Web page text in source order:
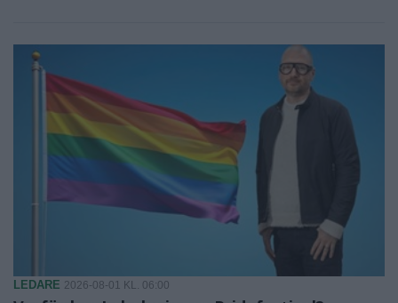
LEDARE 2026-08-01 KL. 06:00